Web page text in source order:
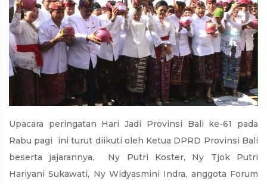
Upacara peringatan Hari Jadi Provinsi Bali ke-61 pada
Rabu pagi ini turut diikuti oleh Ketua DPRD Provinsi Bali
beserta jajarannya, Ny Putri Koster, Ny Tjok Putri
Hariyani Sukawati, Ny Widyasmini Indra, anggota Forum